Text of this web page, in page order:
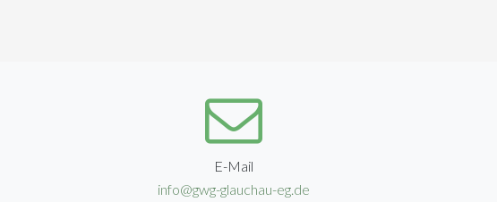
E-Mail
info@gwg-glauchau-eg.de